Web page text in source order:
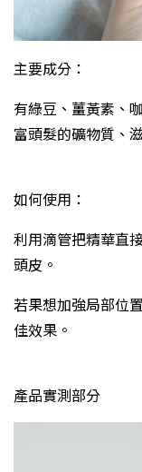
主要成分：
有綠豆、薑黃素、
富頭髮的礦物質、
如何使用：
利用滴管把精華直
頭皮。
若果想加強局部位
佳效果。
產品實測部分